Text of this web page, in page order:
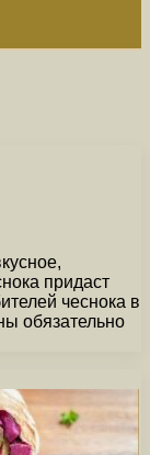
придаст
чеснока в
обязательно